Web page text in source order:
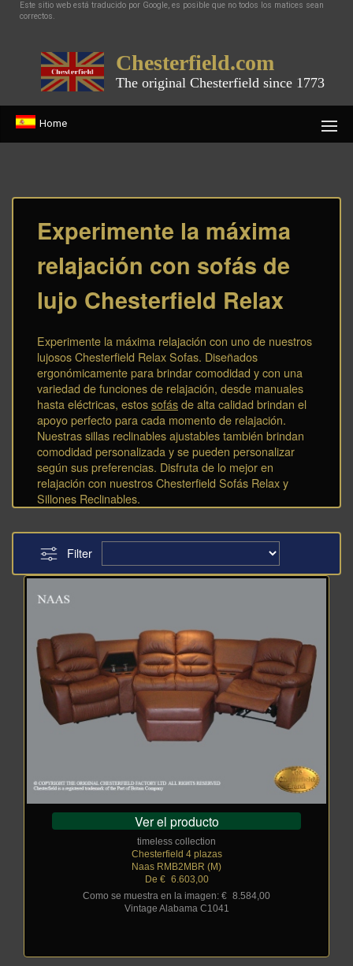
Este sitio web está traducido por Google, es posible que no todos los matices sean
correctos.
Chesterfield.com
The original Chesterfield since 1773
Home
Experimente la máxima
relajación con sofás de
lujo Chesterfield Relax
Experimente la máxima relajación con uno de nuestros
lujosos Chesterfield Relax Sofas. Diseñados
ergonómicamente para brindar comodidad y con una
variedad de funciones de relajación, desde manuales
hasta eléctricas, estos sofás de alta calidad brindan el
apoyo perfecto para cada momento de relajación.
Nuestras sillas reclinables ajustables también brindan
comodidad personalizada y se pueden personalizar
según sus preferencias. Disfruta de lo mejor en
relajación con nuestros Chesterfield Sofás Relax y
Sillones Reclinables.
Filter
Ver el producto
timeless collection
Chesterfield 4 plazas
Naas RMB2MBR (M)
De €_ 6.603,00
Como se muestra en la imagen: € 8.584,00
Vintage Alabama C1041